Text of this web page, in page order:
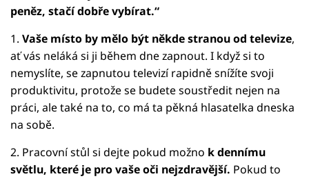
peněz, stačí dobře vybírat.“
1. Vaše místo by mělo být někde stranou od televize,
ať vás neláká si ji během dne zapnout. I když si to
nemyslíte, se zapnutou televizí rapidně snížíte svoji
produktivitu, protože se budete soustředit nejen na
práci, ale také na to, co má ta pěkná hlasatelka dneska
na sobě.
2. Pracovní stůl si dejte pokud možno k dennímu
světlu, které je pro vaše oči nejzdravější. Pokud to